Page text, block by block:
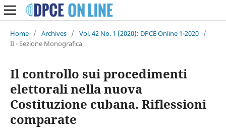
Home / Archives / Vol. 42 No. 1 (2020): DPCE Online 1-2020 /
II - Sezione Monografica
Il controllo sui procedimenti
elettorali nella nuova
Costituzione cubana. Riflessioni
comparate